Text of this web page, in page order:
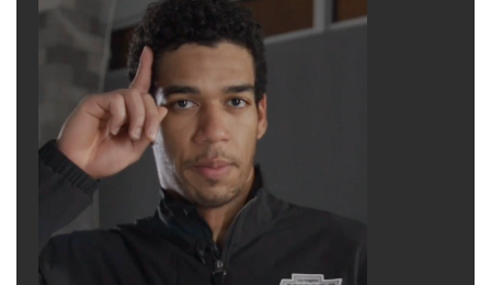
của ông hầu như luôn được khen ngợi; ông
cũng chẳng màng nghĩ đến cảnh chán nản
của khán giả khi phải ngồi trong rạp suốt 206
phút ở bộ phim mới nhất (
Moon), điều gần như “bất khả thi” đối với một
tác phẩm điện ảnh thời hiện đại (
Way of Water
với sự hỗ trợ đắc lực từ công
nghệ 3D của James Cameron cũng chỉ dài 192